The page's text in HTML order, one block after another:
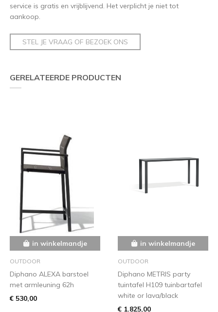
service is gratis en vrijblijvend. Het verplicht je niet tot
aankoop.
STEL JE VRAAG OF BEZOEK ONS
GERELATEERDE PRODUCTEN
in winkelmandje
OUTDOOR
Diphano ALEXA barstoel
met armleuning 62h
€ 530,00
in winkelmandje
OUTDOOR
Diphano METRIS party
tuintafel H109 tuinbartafel
white or lava/black
€ 1.825,00